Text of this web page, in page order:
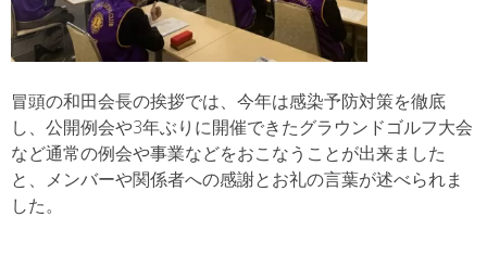
冒頭の和田会長の挨拶では、今年は感染予防対策を徹底
し、公開例会や3年ぶりに開催できたグラウンドゴルフ大会
など通常の例会や事業などをおこなうことが出来ました
と、メンバーや関係者への感謝とお礼の言葉が述べられま
した。